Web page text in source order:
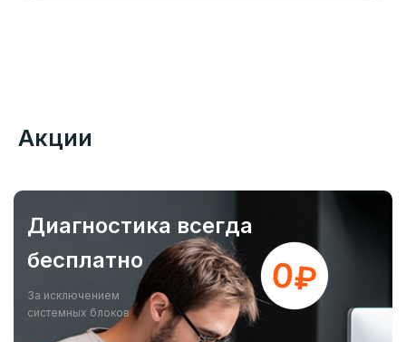
Акции
Диагностика всегда
бесплатно
За исключением
системных блоков